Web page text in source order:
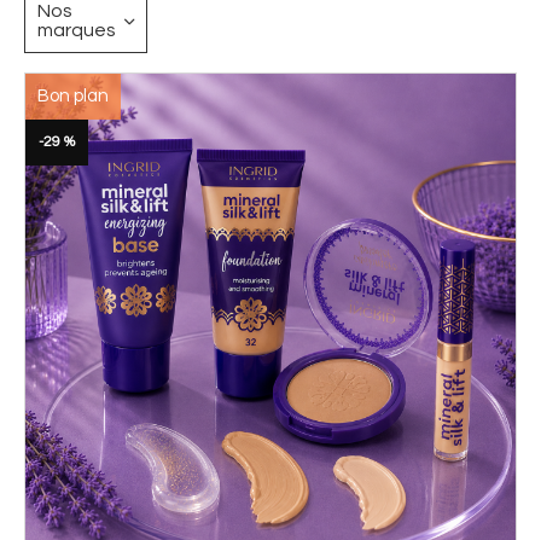
Nos
marques
Bon plan
-29 %